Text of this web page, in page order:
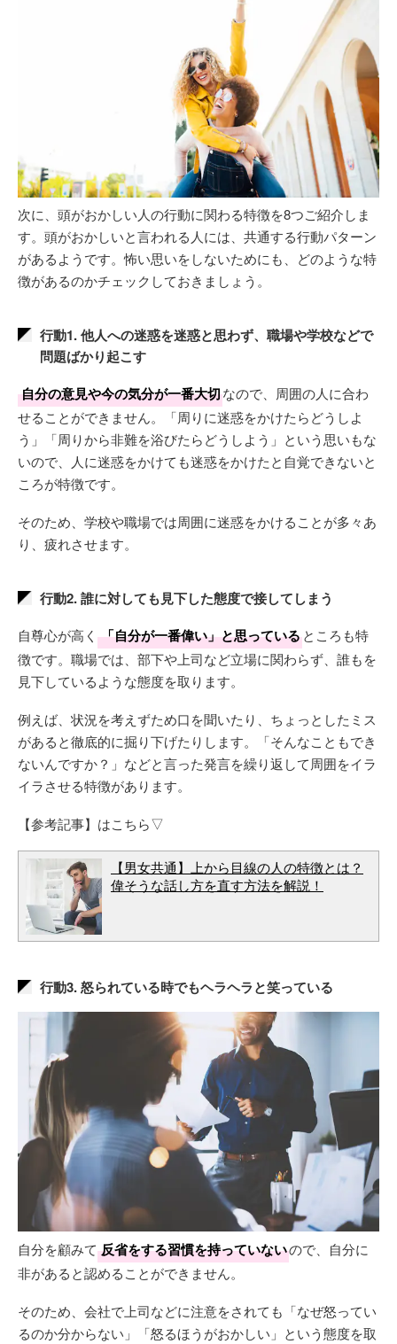
次に、頭がおかしい人の行動に関わる特徴を8つご紹介しま
す。頭がおかしいと言われる人には、共通する行動パターン
があるようです。怖い思いをしないためにも、どのような特
徴があるのかチェックしておきましょう。
行動1. 他人への迷惑を迷惑と思わず、職場や学校などで
問題ばかり起こす
自分の意見や今の気分が一番大切なので、周囲の人に合わ
せることができません。「周りに迷惑をかけたらどうしよ
う」「周りから非難を浴びたらどうしよう」という思いもな
いので、人に迷惑をかけても迷惑をかけたと自覚できないと
ころが特徴です。
そのため、学校や職場では周囲に迷惑をかけることが多々あ
り、疲れさせます。
行動2. 誰に対しても見下した態度で接してしまう
自尊心が高く 「自分が一番偉い」と思っているところも特
徴です。職場では、部下や上司など立場に関わらず、誰もを
見下しているような態度を取ります。
例えば、状況を考えずため口を聞いたり、ちょっとしたミス
があると徹底的に掘り下げたりします。「そんなこともでき
ないんですか？」などと言った発言を繰り返して周囲をイラ
イラさせる特徴があります。
【参考記事】はこちら▽
【男女共通】上から目線の人の特徴とは？
偉そうな話し方を直す方法を解説！
行動3. 怒られている時でもヘラヘラと笑っている
自分を顧みて 反省をする習慣を持っていないので、自分に
非があると認めることができません。
そのため、会社で上司などに注意をされても「なぜ怒ってい
るのか分からない」「怒るほうがおかしい」という態度を取